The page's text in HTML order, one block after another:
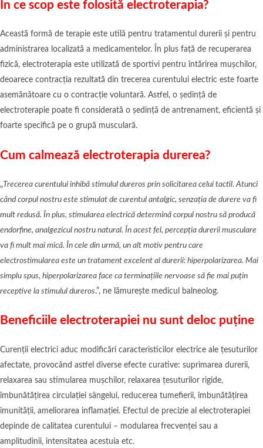
În ce scop este folosită electroterapia?
Această formă de terapie este utilă pentru tratamentul durerii și pentru
administrarea localizată a medicamentelor. În plus față de recuperarea
fizică, electroterapia este utilizată de sportivi pentru întărirea mușchilor,
deoarece contracția rezultată din trecerea curentului electric este foarte
asemănătoare cu o contracție voluntară. Astfel, o ședință de
electroterapie poate fi considerată o ședință de antrenament, eficientă și
foarte specifică pe o grupă musculară.
Cum calmează electroterapia durerea?
„Trecerea curentului inhibă stimulul dureros prin solicitarea celui tactil. Atunci
când corpul nostru este stimulat de curentul antalgic, senzația de durere va fi
mult redusă. În plus, stimularea electrică determină corpul nostru să producă
endorfine, analgezicul nostru natural. În acest fel, percepția durerii musculare
va fi mult mai mică. În cele din urmă, un alt motiv pentru care
electrostimularea este un tratament excelent al durerii: hiperpolarizarea. Mai
simplu spus, hiperpolarizarea face ca terminațiile nervoase să fie mai puțin
receptive la stimulul dureros.”, ne lămurește medicul balneolog.
Beneficiile electroterapiei nu sunt deloc puține
Curenții electrici aduc modificări caracteristicilor electrice ale țesuturilor
afectate, provocând astfel diverse efecte curative: suprimarea durerii,
relaxarea sau stimularea mușchilor, relaxarea țesuturilor rigide,
îmbunătățirea circulației sângelui, reducerea tumefierii, îmbunătățirea
imunității, ameliorarea inflamației. Efectul de precizie al electroterapiei
depinde de calitatea curentului – modularea frecvenței sau a
amplitudinii, intensitatea acestuia etc.